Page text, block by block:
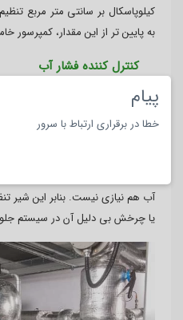
کیلوپاسکال بر سانتی متر مربع
به پایین تر از این مقدار، کمپرسور
کنترل کننده فشار آب
شیر تنظیم آب نیز از کنترل
کمپرسور بستگی دارد. این شیر،
تا آب بیش از حد نباشد و بیرون
کمپرسورها، فشار در کندانسور
آب هم نیازی نیست. بنابر این شیر
یا چرخش بی دلیل آن در سیستم
پیام
خطا در برقراری ارتباط با سرور